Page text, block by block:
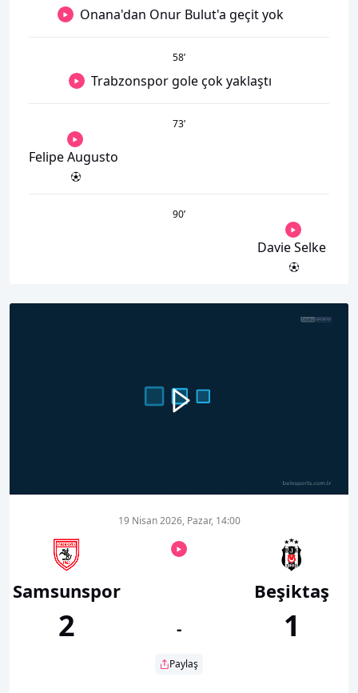
Onana'dan Onur Bulut'a geçit yok
58’
Trabzonspor gole çok yaklaştı
73’
Felipe Augusto
90’
Davie Selke
Samsunspor
2
19 Nisan 2026, Pazar, 14:00
-
Paylaş
Beşiktaş
1